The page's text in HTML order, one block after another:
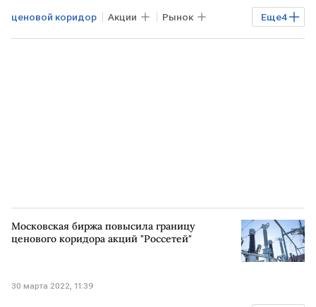
Еще4
ценовой коридор Акции Рынок
Экономика Торги Россети
Московская биржа повысила границу
ценового коридора акций "Россетей"
30 марта 2022, 11:39